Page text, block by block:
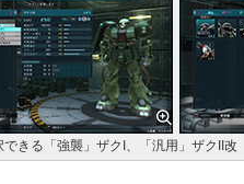
きる「強襲」ザクI、「汎用」ザクII改